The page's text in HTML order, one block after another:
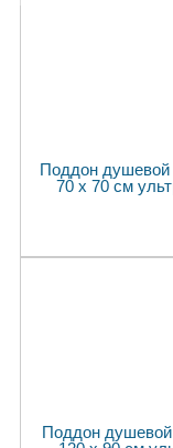
Поддон душевой
70 x 70 см
Поддон душевой